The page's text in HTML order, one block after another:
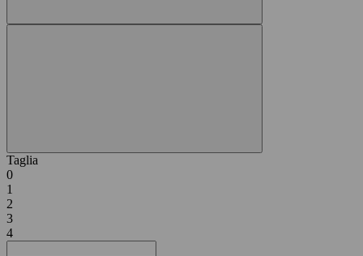
Taglia
0
1
2
3
4